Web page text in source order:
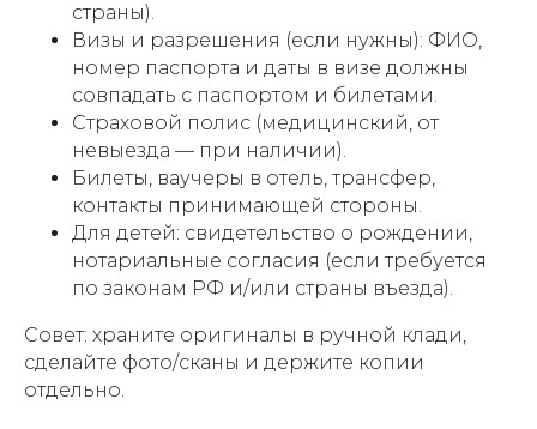
страны).
Визы и разрешения (если нужны): ФИО,
номер паспорта и даты в визе должны
совпадать с паспортом и билетами.
Страховой полис (медицинский, от
невыезда — при наличии).
Билеты, ваучеры в отель, трансфер,
контакты принимающей стороны.
Для детей: свидетельство о рождении,
нотариальные согласия (если требуется
по законам РФ и/или страны въезда).
Совет: храните оригиналы в ручной клади,
сделайте фото/сканы и держите копии
отдельно.